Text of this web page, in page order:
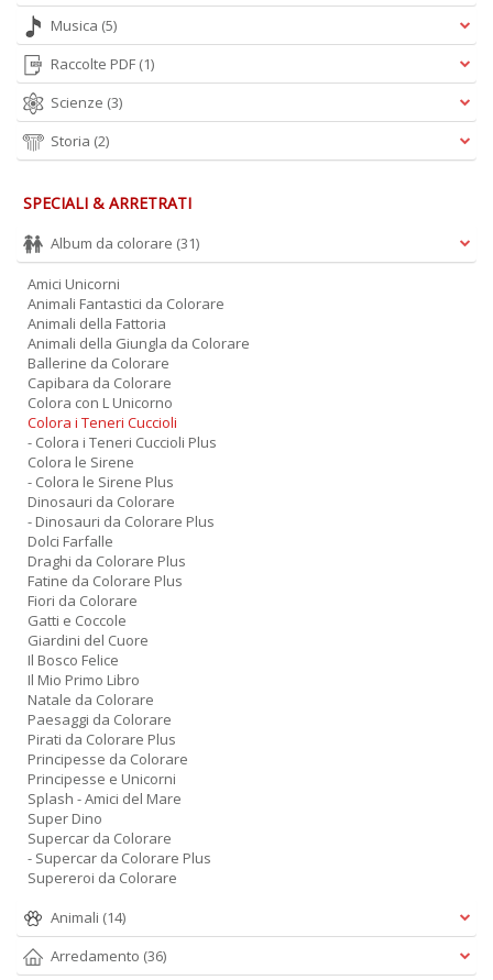
Musica (5)
Raccolte PDF (1)
Scienze (3)
Storia (2)
SPECIALI & ARRETRATI
Album da colorare (31)
Amici Unicorni
Animali Fantastici da Colorare
Animali della Fattoria
Animali della Giungla da Colorare
Ballerine da Colorare
Capibara da Colorare
Colora con L Unicorno
Colora i Teneri Cuccioli
- Colora i Teneri Cuccioli Plus
Colora le Sirene
- Colora le Sirene Plus
Dinosauri da Colorare
- Dinosauri da Colorare Plus
Dolci Farfalle
Draghi da Colorare Plus
Fatine da Colorare Plus
Fiori da Colorare
Gatti e Coccole
Giardini del Cuore
Il Bosco Felice
Il Mio Primo Libro
Natale da Colorare
Paesaggi da Colorare
Pirati da Colorare Plus
Principesse da Colorare
Principesse e Unicorni
Splash - Amici del Mare
Super Dino
Supercar da Colorare
- Supercar da Colorare Plus
Supereroi da Colorare
Animali (14)
Arredamento (36)